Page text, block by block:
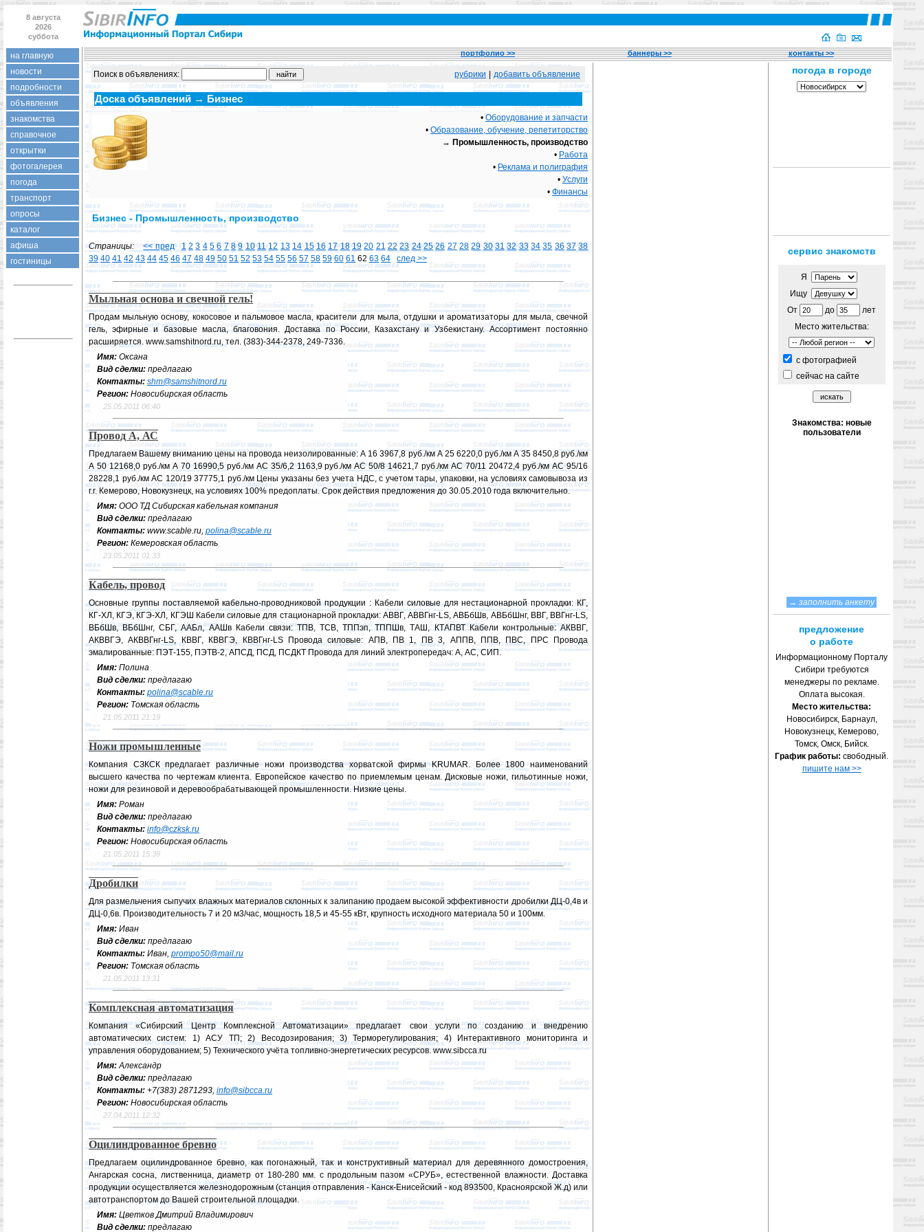
8 августа
2026
суббота
на главную
новости
подробности
объявления
знакомства
справочное
открытки
фотогалерея
погода
транспорт
опросы
каталог
афиша
гостиницы
портфолио >> баннеры >> контакты >>
Поиск в объявлениях: рубрики добавить объявление
Доска объявлений → Бизнес
• Оборудование и запчасти
• Образование, обучение, репетиторство
→ Промышленность, производство
• Работа
• Реклама и полиграфия
• Услуги
• Финансы
Бизнес - Промышленность, производство
Страницы: << пред 1 2 3 4 5 6 7 8 9 10 11 12 13 14 15 16 17 18 19 20 21 22 23 24 25 26 27 28 29 30 31 32 33 34 35 36 37 38
39 40 41 42 43 44 45 46 47 48 49 50 51 52 53 54 55 56 57 58 59 60 61 62 63 64 след >>
Мыльная основа и свечной гель!
Продам мыльную основу, кокосовое и пальмовое масла, красители для мыла, отдушки и ароматизаторы для мыла, свечной
гель, эфирные и базовые масла, благовония. Доставка по России, Казахстану и Узбекистану. Ассортимент постоянно
расширяется. www.samshitnord.ru, тел. (383)-344-2378, 249-7336.
Имя: Оксана
Вид сделки: предлагаю
Контакты: shm@samshitnord.ru
Регион: Новосибирская область
25.05.2011 06:40
Провод А, АС
Предлагаем Вашему вниманию цены на провода неизолированные: А 16 3967,8 руб./км А 25 6220,0 руб./км А 35 8450,8 руб./км
А 50 12168,0 руб./км А 70 16990,5 руб./км АС 35/6,2 1163,9 руб./км АС 50/8 14621,7 руб./км АС 70/11 20472,4 руб./км АС 95/16
28228,1 руб./км АС 120/19 37775,1 руб./км Цены указаны без учета НДС, с учетом тары, упаковки, на условиях самовывоза из
г.г. Кемерово, Новокузнецк, на условиях 100% предоплаты. Срок действия предложения до 30.05.2010 года включительно.
Имя: ООО ТД Сибирская кабельная компания
Вид сделки: предлагаю
Контакты: www.scable.ru, polina@scable.ru
Регион: Кемеровская область
23.05.2011 01:33
Кабель, провод
Основные группы поставляемой кабельно-проводниковой продукции : Кабели силовые для нестационарной прокладки: КГ,
КГ-ХЛ, КГЭ, КГЭ-ХЛ, КГЭШ Кабели силовые для стационарной прокладки: АВВГ, АВВГнг-LS, АВБбШв, АВБбШнг, ВВГ, ВВГнг-LS,
ВБбШв, ВБбШнг, СБГ, ААБл, ААШв Кабели связи: ТПВ, ТСВ, ТППэп, ТППШв, ТАШ, КТАПВТ Кабели контрольные: АКВВГ,
АКВВГЭ, АКВВГнг-LS, КВВГ, КВВГЭ, КВВГнг-LS Провода силовые: АПВ, ПВ 1, ПВ 3, АППВ, ППВ, ПВС, ПРС Провода
эмалированные: ПЭТ-155, ПЭТВ-2, АПСД, ПСД, ПСДКТ Провода для линий электропередач: А, АС, СИП.
Имя: Полина
Вид сделки: предлагаю
Контакты: polina@scable.ru
Регион: Томская область
21.05.2011 21:19
Ножи промышленные
Компания СЗКСК предлагает различные ножи производства хорватской фирмы KRUMAR. Более 1800 наименований
высшего качества по чертежам клиента. Европейское качество по приемлемым ценам. Дисковые ножи, гильотинные ножи,
ножи для резиновой и деревообрабатывающей промышленности. Низкие цены.
Имя: Роман
Вид сделки: предлагаю
Контакты: info@czksk.ru
Регион: Новосибирская область
21.05.2011 15:39
Дробилки
Для размельчения сыпучих влажных материалов склонных к залипанию продаем высокой эффективности дробилки ДЦ-0,4в и
ДЦ-0,6в. Производительность 7 и 20 м3/час, мощность 18,5 и 45-55 кВт, крупность исходного материала 50 и 100мм.
Имя: Иван
Вид сделки: предлагаю
Контакты: Иван, prompo50@mail.ru
Регион: Томская область
21.05.2011 13:31
Комплексная автоматизация
Компания «Сибирский Центр Комплексной Автоматизации» предлагает свои услуги по созданию и внедрению
автоматических систем: 1) АСУ ТП; 2) Весодозирования; 3) Терморегулирования; 4) Интерактивного мониторинга и
управления оборудованием; 5) Технического учёта топливно-энергетических ресурсов. www.sibcca.ru
Имя:Александр
Вид сделки: предлагаю
Контакты: +7(383) 2871293, info@sibcca.ru
Регион: Новосибирская область
27.04.2011 12:32
Оцилиндрованное бревно
Предлагаем оцилиндрованное бревно, как погонажный, так и конструктивный материал для деревянного домостроения,
Ангарская сосна, лиственница, диаметр от 180-280 мм. с продольным пазом «СРУБ», естественной влажности. Доставка
продукции осуществляется железнодорожным (станция отправления - Канск-Енисейский - код 893500, Красноярской Ж.д) или
автотранспортом до Вашей строительной площадки.
Имя: Цветков Дмитрий Владимирович
Вид сделки: предлагаю
сервис знакомств
Я
Ищу
От
до
лет
Место жительства:
c фотографией
сейчас на сайте
→ заполнить анкету
предложение
о работе
Информационному Порталу
Сибири требуются
менеджеры по рекламе.
Оплата высокая.
Место жительства:
Новосибирск, Барнаул,
Новокузнецк, Кемерово,
Томск, Омск, Бийск.
График работы: свободный.
пишите нам >>